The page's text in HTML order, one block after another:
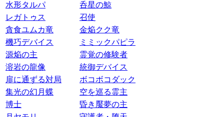
水形タルパ
呑星の鯨
レガトゥス
召使
貪食ユムカ竜
金焔クク竜
機巧デバイス
ミミックパピラ
源焔の主
霊覚の修験者
溶岩の龍像
統御デバイス
扉に通ずる対局
ボコボコダック
集光の幻月蝶
空を巡る霊主
博士
昏き魘夢の主